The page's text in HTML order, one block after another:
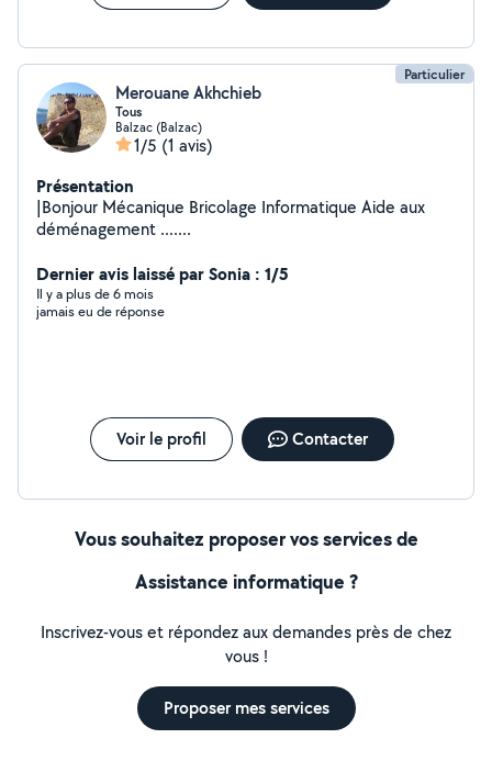
Particulier
Merouane Akhchieb
Tous
Balzac (Balzac)
1/5 (1 avis)
Présentation
|Bonjour Mécanique Bricolage Informatique Aide aux
déménagement .......
Dernier avis laissé par Sonia : 1/5
Il y a plus de 6 mois
jamais eu de réponse
Voir le profil Contacter
Vous souhaitez proposer vos services de
Assistance informatique ?
Inscrivez-vous et répondez aux demandes près de chez
vous !
Proposer mes services